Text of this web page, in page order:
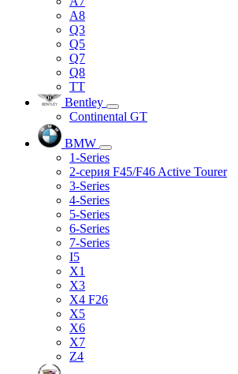
A8
Q3
Q5
Q7
Q8
TT
Bentley
Continental GT
BMW
1-Series
2-серия F45/F46 Active Tourer
3-Series
4-Series
5-Series
6-Series
7-Series
I5
X1
X3
X4 F26
X5
X6
X7
Z4